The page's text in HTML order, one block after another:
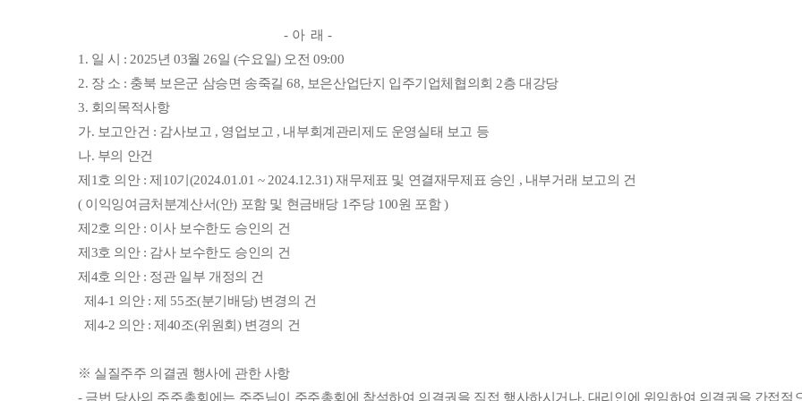
- 아 래 -
1. 일 시 : 2025년 03월 26일 (수요일) 오전 09:00
2. 장 소 : 충북 보은군 삼승면 송죽길 68, 보은산업단지 입주기업체협의회 2층 대강당
3. 회의목적사항
가. 보고안건 : 감사보고 , 영업보고 , 내부회계관리제도 운영실태 보고 등
나. 부의 안건
제1호 의안 : 제10기(2024.01.01 ~ 2024.12.31) 재무제표 및 연결재무제표 승인 , 내부거래 보고의 건
( 이익잉여금처분계산서(안) 포함 및 현금배당 1주당 100원 포함 )
제2호 의안 : 이사 보수한도 승인의 건
제3호 의안 : 감사 보수한도 승인의 건
제4호 의안 : 정관 일부 개정의 건
제4-1 의안 : 제 55조(분기배당) 변경의 건
제4-2 의안 : 제40조(위원회) 변경의 건
※ 실질주주 의결권 행사에 관한 사항
- 금번 당사의 주주총회에는 주주님이 주주총회에 참석하여 의결권을 직접 행사하시거나, 대리인에 위임하여 의결권을 간접적